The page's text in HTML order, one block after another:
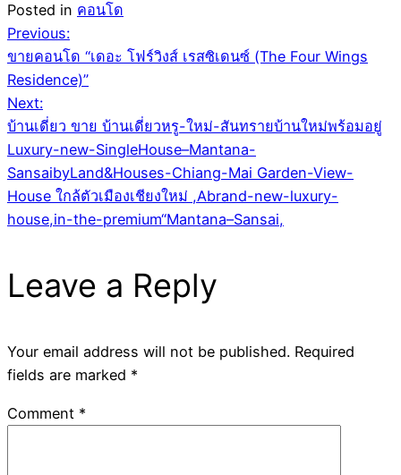
Posted in คอนโด
Post
navigation
Previous:
ขายคอนโด “เดอะ โฟร์วิงส์ เรสซิเดนซ์ (The Four Wings
Residence)”
Next:
บ้านเดี่ยว ขาย บ้านเดี่ยวหรู-ใหม่-สันทรายบ้านใหม่พร้อมอยู่
Luxury-new-SingleHouse–Mantana-
SansaibyLand&Houses-Chiang-Mai Garden-View-
House ใกล้ตัวเมืองเชียงใหม่ ,Abrand-new-luxury-
house,in-the-premium“Mantana–Sansai,
Leave a Reply
Your email address will not be published. Required
fields are marked *
Comment *